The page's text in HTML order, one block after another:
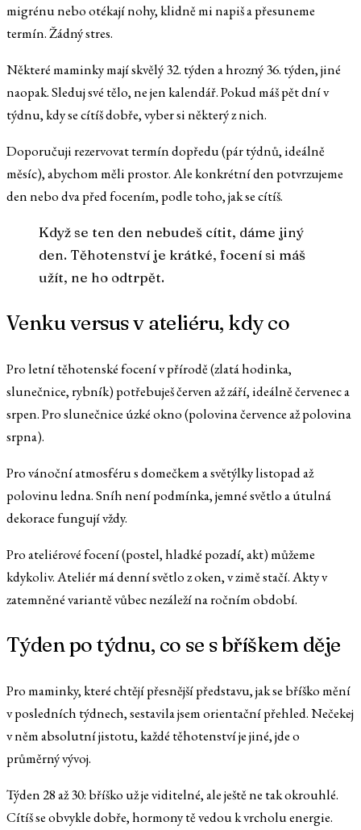
migrénu nebo otékají nohy, klidně mi napiš a přesuneme
termín. Žádný stres.
Některé maminky mají skvělý 32. týden a hrozný 36. týden, jiné
naopak. Sleduj své tělo, ne jen kalendář. Pokud máš pět dní v
týdnu, kdy se cítíš dobře, vyber si některý z nich.
Doporučuji rezervovat termín dopředu (pár týdnů, ideálně
měsíc), abychom měli prostor. Ale konkrétní den potvrzujeme
den nebo dva před focením, podle toho, jak se cítíš.
Když se ten den nebudeš cítit, dáme jiný
den. Těhotenství je krátké, focení si máš
užít, ne ho odtrpět.
Venku versus v ateliéru, kdy co
Pro letní těhotenské focení v přírodě (zlatá hodinka,
slunečnice, rybník) potřebuješ červen až září, ideálně červenec a
srpen. Pro slunečnice úzké okno (polovina července až polovina
srpna).
Pro vánoční atmosféru s domečkem a světýlky listopad až
polovinu ledna. Sníh není podmínka, jemné světlo a útulná
dekorace fungují vždy.
Pro ateliérové focení (postel, hladké pozadí, akt) můžeme
kdykoliv. Ateliér má denní světlo z oken, v zimě stačí. Akty v
zatemněné variantě vůbec nezáleží na ročním období.
Týden po týdnu, co se s bříškem děje
Pro maminky, které chtějí přesnější představu, jak se bříško mění
v posledních týdnech, sestavila jsem orientační přehled. Nečekej
v něm absolutní jistotu, každé těhotenství je jiné, jde o
průměrný vývoj.
Týden 28 až 30: bříško už je viditelné, ale ještě ne tak okrouhlé.
Cítíš se obvykle dobře, hormony tě vedou k vrcholu energie.